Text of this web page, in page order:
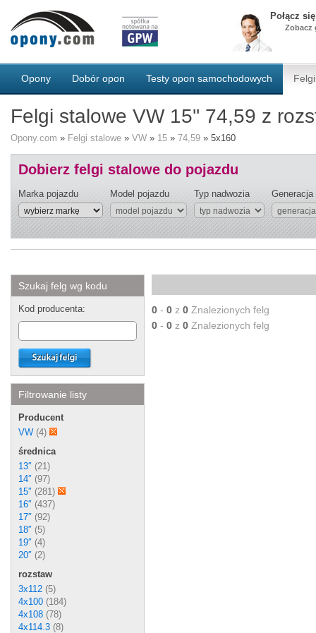
Połącz
Zobacz
Opony Dobór opon Testy opon samochodowych
Felgi stalowe VW 15'' 74,59 z
Opony.com » Felgi stalowe » VW » 15 » 74,59 » 5x160
Dobierz felgi stalowe do pojazdu
Marka pojazdu Model pojazdu Typ nadwozia Generacja
Szukaj felg wg kodu
Kod producenta:
Filtrowanie listy
Producent
VW (4)
średnica
13″ (21)
14″ (97)
15″ (281)
16″ (437)
17″ (92)
18″ (5)
19″ (4)
20″ (2)
rozstaw
3x112 (5)
4x100 (184)
4x108 (78)
4x114.3 (8)
0 - 0 z 0 Znalezionych felg
0 - 0 z 0 Znalezionych felg